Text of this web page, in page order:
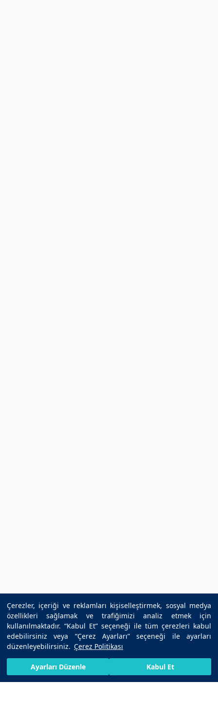
Çerezler, içeriği ve reklamları kişiselleştirmek, sosyal medya
özellikleri sağlamak ve trafiğimizi analiz etmek için
kullanılmaktadır. “Kabul Et” seçeneği ile tüm çerezleri kabul
edebilirsiniz veya “Çerez Ayarları” seçeneği ile ayarları
düzenleyebilirsiniz. Çerez Politikası
Ayarları Düzenle Kabul Et
HIZLI RANDEVU AL BIZE ULAŞIN